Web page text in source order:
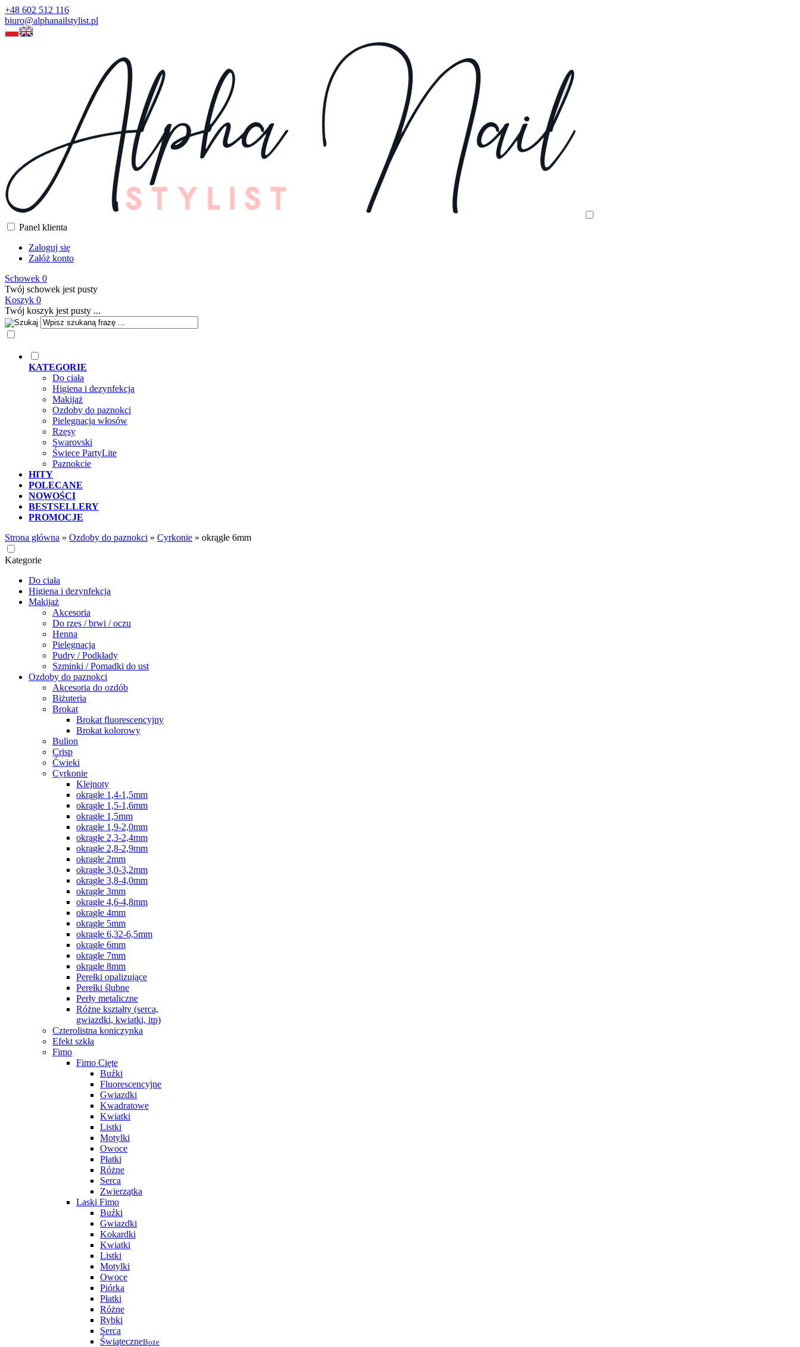
+48 602 512 116
biuro@alphanailstylist.pl
Panel klienta
Zaloguj się
Załóż konto
Schowek 0
Twój schowek jest pusty
Koszyk 0
Twój koszyk jest pusty ...
KATEGORIE
Do ciała
Higiena i dezynfekcja
Makijaż
Ozdoby do paznokci
Pielęgnacja włosów
Rzęsy
Swarovski
Świece PartyLite
Paznokcie
HITY
POLECANE
NOWOŚCI
BESTSELLERY
PROMOCJE
Strona główna » Ozdoby do paznokci » Cyrkonie » okrągłe 6mm
Kategorie
Do ciała
Higiena i dezynfekcja
Makijaż
Akcesoria
Do rzęs / brwi / oczu
Henna
Pielęgnacja
Pudry / Podkłady
Szminki / Pomadki do ust
Ozdoby do paznokci
Akcesoria do ozdób
Biżuteria
Brokat
Brokat fluorescencyjny
Brokat kolorowy
Bulion
Crisp
Ćwieki
Cyrkonie
Klejnoty
okrągłe 1,4-1,5mm
okrągłe 1,5-1,6mm
okrągłe 1,5mm
okrągłe 1,9-2,0mm
okrągłe 2,3-2,4mm
okrągłe 2,8-2,9mm
okrągłe 2mm
okrągłe 3,0-3,2mm
okrągłe 3,8-4,0mm
okrągłe 3mm
okrągłe 4,6-4,8mm
okrągłe 4mm
okrągłe 5mm
okrągłe 6,32-6,5mm
okrągłe 6mm
okrągłe 7mm
okrągłe 8mm
Perełki opalizujące
Perełki ślubne
Perły metaliczne
Różne kształty (serca,
gwiazdki, kwiatki, itp)
Czterolistna koniczynka
Efekt szkła
Fimo
Fimo Cięte
Buźki
Fluorescencyjne
Gwiazdki
Kwadratowe
Kwiatki
Listki
Motylki
Owoce
Płatki
Różne
Serca
Zwierzątka
Laski Fimo
Buźki
Gwiazdki
Kokardki
Kwiatki
Listki
Motylki
Owoce
Piórka
Płatki
Różne
Rybki
Serca
ŚwiąteczneBoże